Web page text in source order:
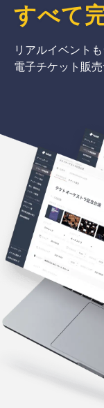
すべて
リアルイベント
電子チケット販